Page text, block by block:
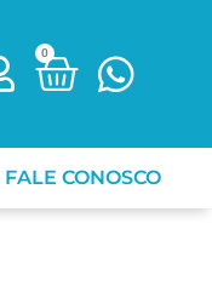
0
FALE CONOSCO